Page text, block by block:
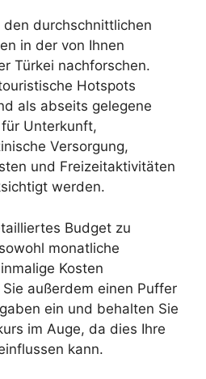
durchschnittlichen
in der von Ihnen
Türkei nachforschen.
Hotspots
als abseits gelegene
Unterkunft,
Versorgung,
und Freizeitaktivitäten
werden.
Budget zu
monatliche
Kosten
außerdem einen Puffer
ein und behalten Sie
im Auge, da dies Ihre
kann.